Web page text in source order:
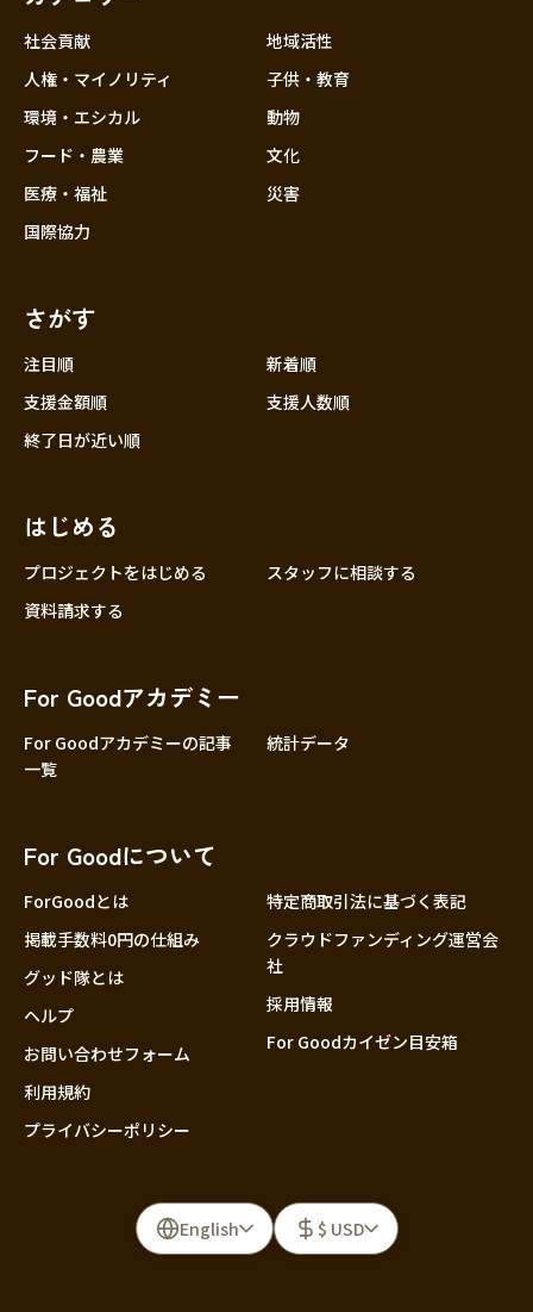
社会貢献
人権・マイノリティ
環境・エシカル
フード・農業
医療・福祉
国際協力
地域活性
子供・教育
動物
文化
災害
さがす
注目順
新着順
支援金額順
支援人数順
終了日が近い順
はじめる
プロジェクトをはじめる
スタッフに相談する
資料請求する
For Goodアカデミー
For Goodアカデミーの記事
一覧
統計データ
For Goodについて
ForGoodとは
掲載手数料0円の仕組み
グッド隊とは
ヘルプ
お問い合わせフォーム
利用規約
プライバシーポリシー
特定商取引法に基づく表記
クラウドファンディング運営会
社
採用情報
For Goodカイゼン目安箱
English $ USD